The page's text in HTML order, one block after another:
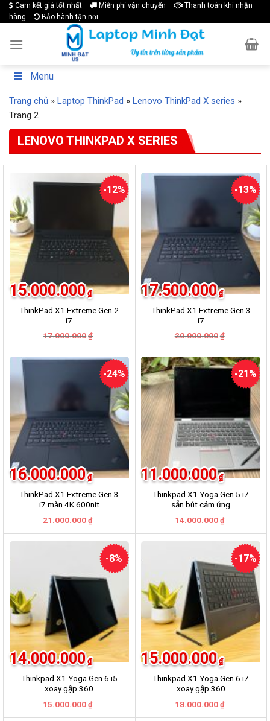
Skip
to
content
Cam kết giá tốt nhất Miễn phí vận chuyển
Thanh toán khi nhận
hàng
Bảo hành tận nơi
Menu
Trang chủ » Laptop ThinkPad » Lenovo ThinkPad X series »
Trang 2
LENOVO THINKPAD X SERIES
-12%
ThinkPad X1 Extreme Gen 2
i7
17.000.000 ₫
15.000.000 ₫
-13%
ThinkPad X1 Extreme Gen 3
i7
20.000.000 ₫
17.500.000 ₫
-24%
ThinkPad X1 Extreme Gen 3
i7 màn 4K 600nit
21.000.000 ₫
16.000.000 ₫
-21%
Thinkpad X1 Yoga Gen 5 i7
sẵn bút cảm ứng
14.000.000 ₫
11.000.000 ₫
-8%
Thinkpad X1 Yoga Gen 6 i5
xoay gập 360
15.000.000 ₫
14.000.000 ₫
-17%
Thinkpad X1 Yoga Gen 6 i7
xoay gập 360
18.000.000 ₫
15.000.000 ₫